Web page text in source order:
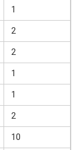
1
2
2
1
1
2
10